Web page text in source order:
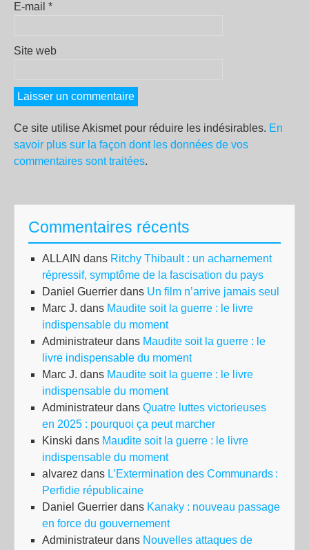
E-mail *
Site web
Ce site utilise Akismet pour réduire les indésirables. En
savoir plus sur la façon dont les données de vos
commentaires sont traitées.
Commentaires récents
ALLAIN dans Ritchy Thibault : un acharnement
répressif, symptôme de la fascisation du pays
Daniel Guerrier dans Un film n’arrive jamais seul
Marc J. dans Maudite soit la guerre : le livre
indispensable du moment
Administrateur dans Maudite soit la guerre : le
livre indispensable du moment
Marc J. dans Maudite soit la guerre : le livre
indispensable du moment
Administrateur dans Quatre luttes victorieuses
en 2025 : pourquoi ça peut marcher
Kinski dans Maudite soit la guerre : le livre
indispensable du moment
alvarez dans L’Extermination des Communards :
Perfidie républicaine
Daniel Guerrier dans Kanaky : nouveau passage
en force du gouvernement
Administrateur dans Nouvelles attaques de